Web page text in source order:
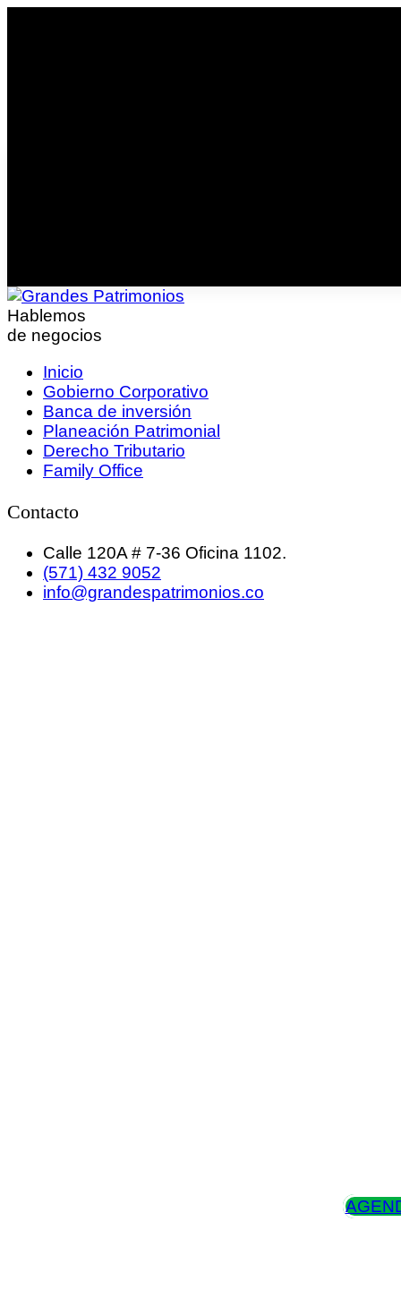
Hablemos
de negocios
Inicio
Gobierno Corporativo
Banca de inversión
Planeación Patrimonial
Derecho Tributario
Family Office
Contacto
Calle 120A # 7-36 Oficina 1102.
(571) 432 9052
info@grandespatrimonios.co